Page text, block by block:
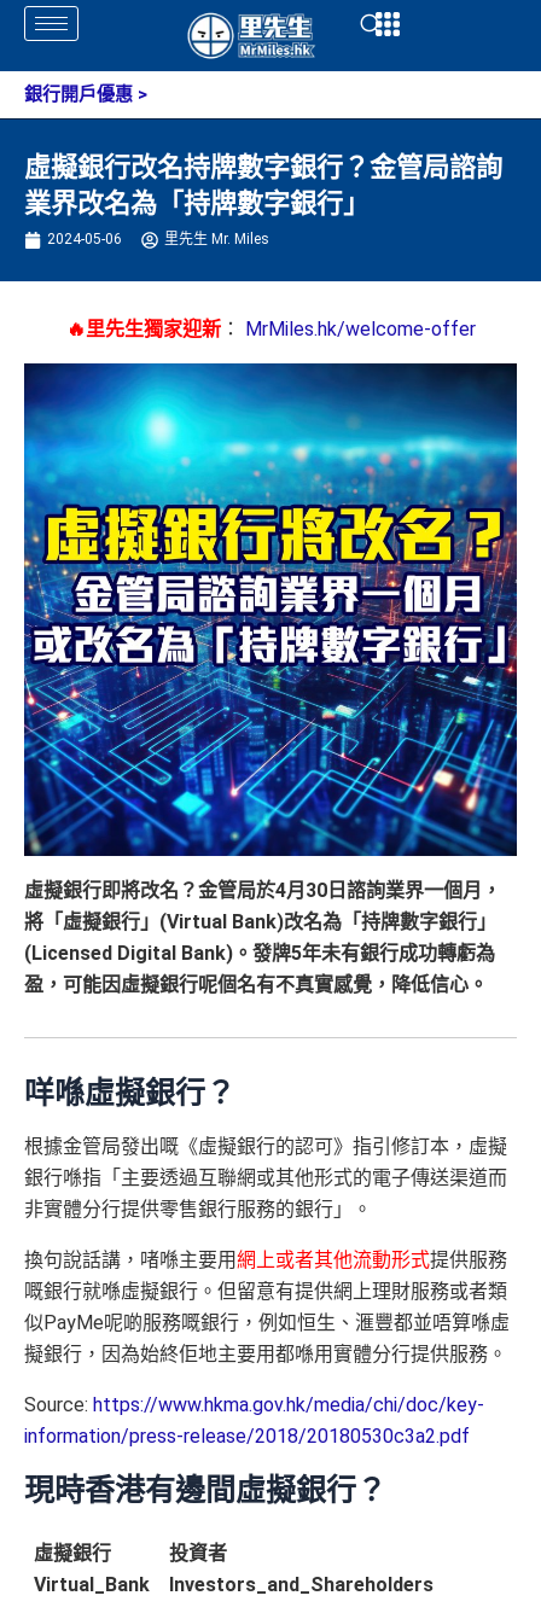
Skip
content
Open
銀行開戶優惠 >
虛擬銀行改名持牌數字銀行？金管局諮詢
業界改名為「持牌數字銀行」
2024-05-06 里先生 Mr. Miles
🔥里先生獨家迎新： MrMiles.hk/welcome-offer
虛擬銀行即將改名？金管局於4月30日諮詢業界一個月，
將「虛擬銀行」(Virtual Bank)改名為「持牌數字銀行」
(Licensed Digital Bank)。發牌5年未有銀行成功轉虧為
盈，可能因虛擬銀行呢個名有不真實感覺，降低信心。
咩喺虛擬銀行？
根據金管局發出嘅《虛擬銀行的認可》指引修訂本，虛擬
銀行喺指「主要透過互聯網或其他形式的電子傳送渠道而
非實體分行提供零售銀行服務的銀行」。
換句說話講，啫喺主要用網上或者其他流動形式提供服務
嘅銀行就喺虛擬銀行。但留意有提供網上理財服務或者類
似PayMe呢啲服務嘅銀行，例如恒生、滙豐都並唔算喺虛
擬銀行，因為始終佢地主要用都喺用實體分行提供服務。
Source: https://www.hkma.gov.hk/media/chi/doc/key-
information/press-release/2018/20180530c3a2.pdf
現時香港有邊間虛擬銀行？
虛擬銀行
Virtual_Bank
投資者
Investors_and_Shareholders